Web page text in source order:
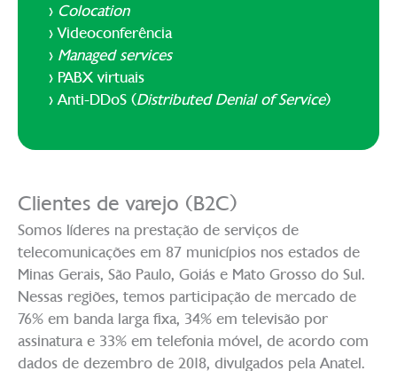
> Colocation
> Videoconferência
> Managed services
> PABX virtuais
> Anti-DDoS (Distributed Denial of Service)
Clientes de varejo (B2C)
Somos líderes na prestação de serviços de
telecomunicações em 87 municípios nos estados de
Minas Gerais, São Paulo, Goiás e Mato Grosso do Sul.
Nessas regiões, temos participação de mercado de
76% em banda larga fixa, 34% em televisão por
assinatura e 33% em telefonia móvel, de acordo com
dados de dezembro de 2018, divulgados pela Anatel.